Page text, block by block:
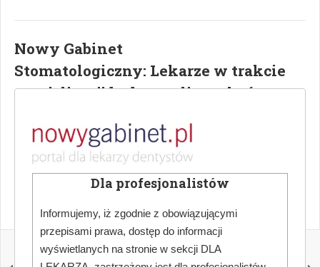
Nowy Gabinet
Stomatologiczny: Lekarze w trakcie
specjalizacji będą mogli orzekać o
Więcej ciekawych artykułów w "Nowy Gabinet
Stomatologiczny" -zamów prenumeratę
prenumeratę w naszym sklepie.
POPRZEDNI
NRL: sprzeciw wobec
NASTĘPNY
Od 5 lipca nowe
Dla profesjonalistów
Informujemy, iż zgodnie z obowiązującymi
przepisami prawa, dostęp do informacji
wyświetlanych na stronie w sekcji DLA